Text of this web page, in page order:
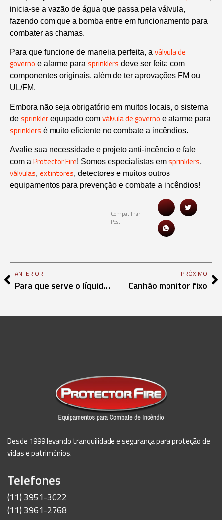
inicia-se a vazão de água que passa pela válvula,
fazendo com que a bomba entre em funcionamento para
combater as chamas.
Para que funcione de maneira perfeita, a válvula de
governo e alarme para sprinklers deve ser feita com
componentes originais, além de ter aprovações FM ou
UL/FM.
Embora não seja obrigatório em muitos locais, o sistema
de sprinkler equipado com válvula de governo e alarme para
sprinklers é muito eficiente no combate a incêndios.
Avalie sua necessidade e projeto anti-incêndio e fale
com a Protector Fire! Somos especialistas em sprinklers,
válvulas, extintores, detectores e muitos outros
equipamentos para prevenção e combate a incêndios!
Compatilhar
Post:
ANTERIOR
Para que serve o líquido gerador de espuma
PRÓXIMO
Canhão monitor fixo
Desde 1999 levando tranquilidade e segurança para proteção de
vidas e patrimônios.
Telefones
(11) 3951-3022
(11) 3961-2768